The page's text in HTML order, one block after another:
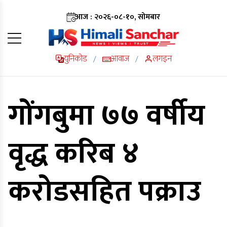
आज : २०२६-०८-१०, सोमबार
युनिकोड / आवाज / लगइन
गोंगबुमा ७७ वर्षीय
वृद्ध करिब ४
करोडसहित पक्राउ